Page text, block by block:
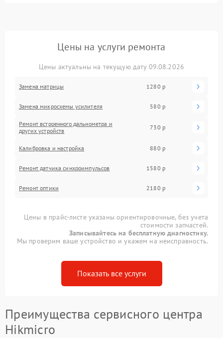
Цены на услуги ремонта
Цены актуальны на текущую дату 09.08.2026
Замена матрицы 1280 р
Замена микросхемы усилителя 580 р
Ремонт встроенного дальнометра и
других устройств
730 р
Калибровка и настройка 880 р
Ремонт датчика синхроимпульсов 1580 р
Ремонт оптики 2180 р
Цены в прайс-листе указаны ориентировочные, без учета
стоимости запчастей.
Записывайтесь на бесплатную диагностику.
Мы проверим ваше устройство и укажем на неисправность.
Показать все услуги
Преимущества сервисного центра
Hikmicro